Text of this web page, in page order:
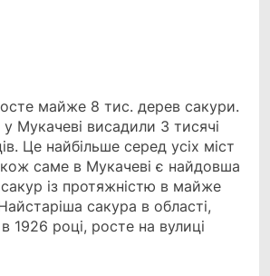
майже 8 тис. дерев сакури.
Мукачеві висадили 3 тисячі
Це найбільше серед усіх міст
саме в Мукачеві є найдовша
сакур із протяжністю в майже
сакура в області,
1926 році, росте на вулиці